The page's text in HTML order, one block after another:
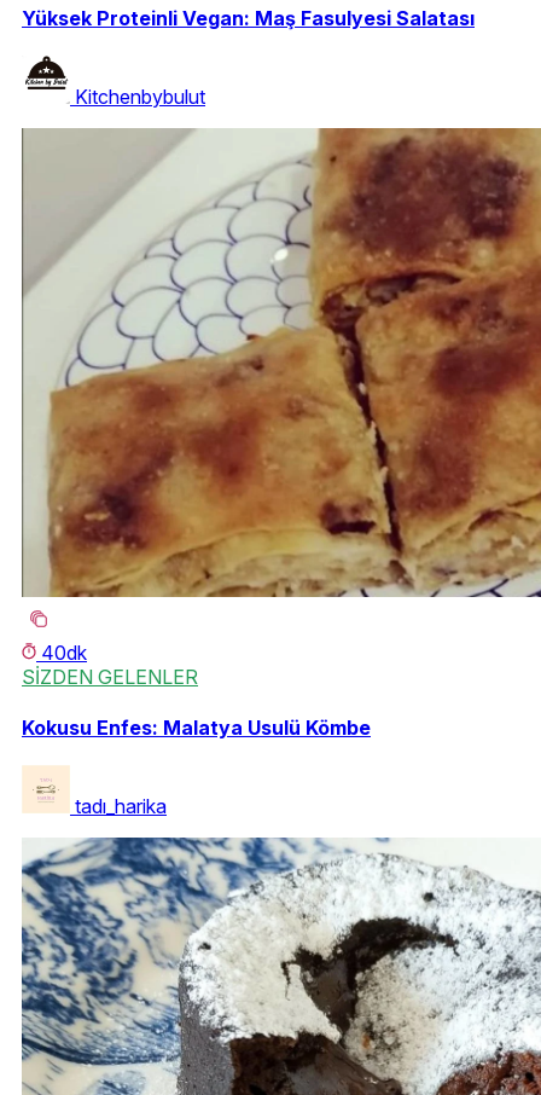
Yüksek Proteinli Vegan: Maş Fasulyesi Salatası
Kitchenbybulut
40dk
SİZDEN GELENLER
Kokusu Enfes: Malatya Usulü Kömbe
tadı_harika